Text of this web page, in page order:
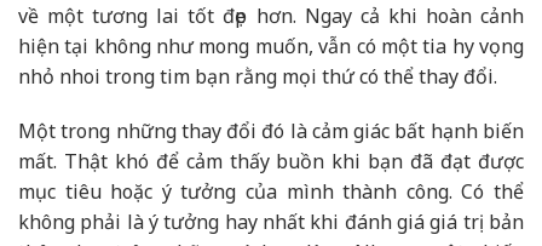
về một tương lai tốt đẹp hơn. Ngay cả khi hoàn cảnh
hiện tại không như mong muốn, vẫn có một tia hy vọng
nhỏ nhoi trong tim bạn rằng mọi thứ có thể thay đổi.
Một trong những thay đổi đó là cảm giác bất hạnh biến
mất. Thật khó để cảm thấy buồn khi bạn đã đạt được
mục tiêu hoặc ý tưởng của mình thành công. Có thể
không phải là ý tưởng hay nhất khi đánh giá giá trị bản